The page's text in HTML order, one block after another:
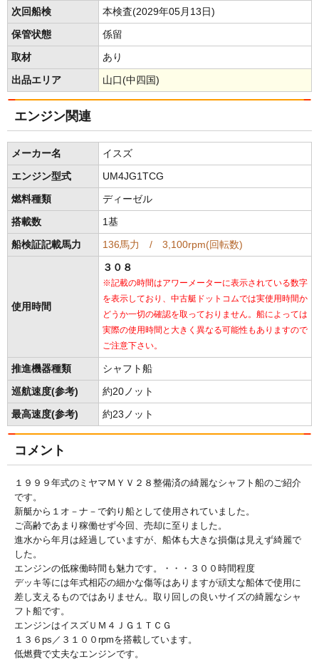
次回船検 本検査(2029年05月13日)
保管状態 係留
取材 あり
出品エリア 山口(中四国)
エンジン関連
メーカー名 イスズ
エンジン型式 UM4JG1TCG
燃料種類 ディーゼル
搭載数 1基
船検証記載馬力 136馬力 / 3,100rpm(回転数)
使用時間
３０８
※記載の時間はアワーメーターに表示されている数字
を表示しており、中古艇ドットコムでは実使用時間か
どうか一切の確認を取っておりません。船によっては
実際の使用時間と大きく異なる可能性もありますので
ご注意下さい。
推進機器種類 シャフト船
巡航速度(参考) 約20ノット
最高速度(参考) 約23ノット
コメント
１９９９年式のミヤマＭＹＶ２８整備済の綺麗なシャフト船のご紹介
です。
新艇から１オ－ナ－で釣り船として使用されていました。
ご高齢であまり稼働せず今回、売却に至りました。
進水から年月は経過していますが、船体も大きな損傷は見えず綺麗で
した。
エンジンの低稼働時間も魅力です。・・・３００時間程度
デッキ等には年式相応の細かな傷等はありますが頑丈な船体で使用に
差し支えるものではありません。取り回しの良いサイズの綺麗なシャ
フト船です。
エンジンはイスズＵＭ４ＪＧ１ＴＣＧ
１３６ps／３１００rpmを搭載しています。
低燃費で丈夫なエンジンです。